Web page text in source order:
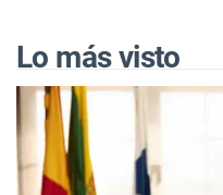
Lo más visto